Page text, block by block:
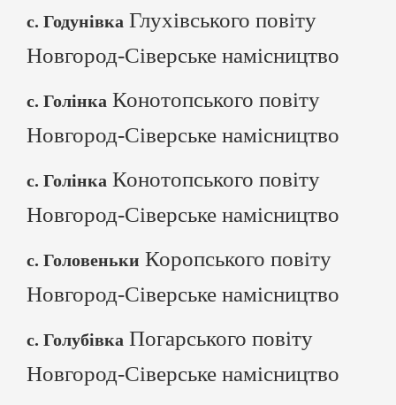
с. Годунівка Глухівського повіту
Новгород-Сіверське намісництво
с. Голінка Конотопського повіту
Новгород-Сіверське намісництво
с. Голінка Конотопського повіту
Новгород-Сіверське намісництво
с. Головеньки Коропського повіту
Новгород-Сіверське намісництво
с. Голубівка Погарського повіту
Новгород-Сіверське намісництво